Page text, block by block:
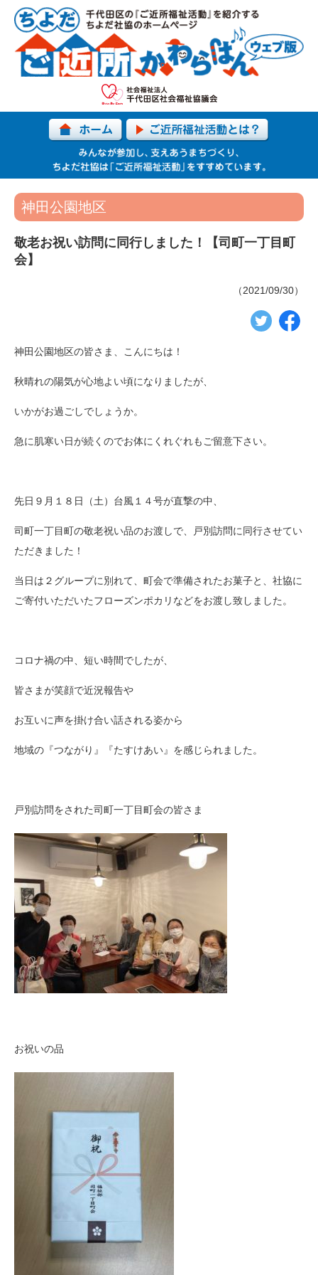
神田公園地区
敬老お祝い訪問に同行しました！【司町一丁目町
会】
（2021/09/30）
神田公園地区の皆さま、こんにちは！
秋晴れの陽気が心地よい頃になりましたが、
いかがお過ごしでしょうか。
急に肌寒い日が続くのでお体にくれぐれもご留意下さい。
先日９月１８日（土）台風１４号が直撃の中、
司町一丁目町の敬老祝い品のお渡しで、戸別訪問に同行させてい
ただきました！
当日は２グループに別れて、町会で準備されたお菓子と、社協に
ご寄付いただいたフローズンポカリなどをお渡し致しました。
コロナ禍の中、短い時間でしたが、
皆さまが笑顔で近況報告や
お互いに声を掛け合い話される姿から
地域の『つながり』『たすけあい』を感じられました。
戸別訪問をされた司町一丁目町会の皆さま
お祝いの品